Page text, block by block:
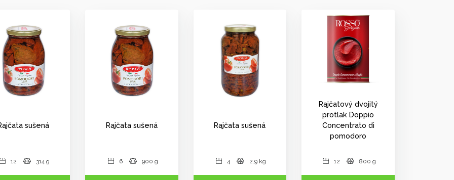
sušená
12 314 g
Rajčata sušená
6 900 g
Rajčata sušená
4 2.9 kg
Rajčatový dvojitý
protlak Doppio
Concentrato di
pomodoro
12 800 g